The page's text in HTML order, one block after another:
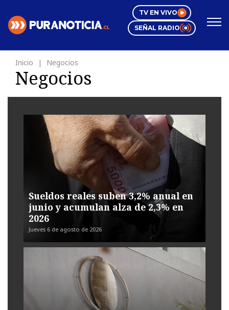
Click acá para ir directamente al contenido
TV EN VIVO
SEÑAL RADIO
Dólar:914,58 UF:
Nacional
Regiones
Deportes
Espectáculos
Internacional
Motores
Mundo Inmobiliario
Negocios
Pura Mujer
Región Valparaíso
Tendencias
Videos
Editorial
Inicio Negocios
Negocios
Sueldos reales suben 3,2% anual en
junio y acumulan alza de 2,3% en
2026
Jueves 6 de agosto de 2026